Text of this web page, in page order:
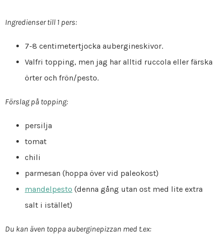
Ingredienser till 1 pers:
7-8 centimetertjocka aubergineskivor.
Valfri topping, men jag har alltid ruccola eller färska
örter och frön/pesto.
Förslag på topping:
persilja
tomat
chili
parmesan (hoppa över vid paleokost)
mandelpesto (denna gång utan ost med lite extra
salt i istället)
Du kan även toppa auberginepizzan med t.ex: